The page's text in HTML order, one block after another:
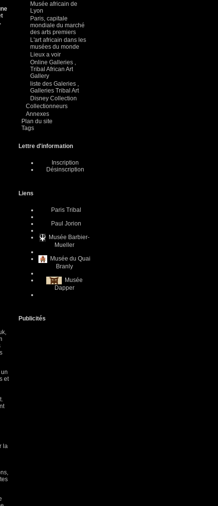
et
la
Musée africain de
Lyon
Paris, capitale
mondiale du marché
des arts premiers
L'art africain dans les
musées du monde
Lieux a voir
Online Galleries ,
Tribal African Art
Gallery
liste des Galeries ,
Galleries Tribal Art
Disney Collection
Collectionneurs
Annexes
Plan du site
Tags
Lettre d'information
Inscription
Désinscription
Liens
Paris Tribal
Paul Jorion
Musée Barbier-
Mueller
Musée du Quai
Branly
Musée
Dapper
Publicités